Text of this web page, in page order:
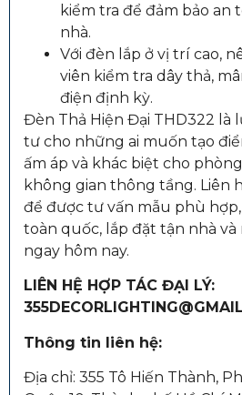
kiểm tra để đảm bảo an
nhà.
Với đèn lắp ở vị trí cao,
viên kiểm tra dây thả,
điện định kỳ.
Đèn Thả Hiện Đại THD322 là
tư cho những ai muốn tạo
ấm áp và khác biệt cho
không gian thông tầng. Liên
để được tư vấn mẫu phù
toàn quốc, lắp đặt tận nhà
ngay hôm nay.
LIÊN HỆ HỢP TÁC ĐẠI LÝ:
Thông tin liên hệ:
Địa chỉ: 355 Tô Hiến Thành,